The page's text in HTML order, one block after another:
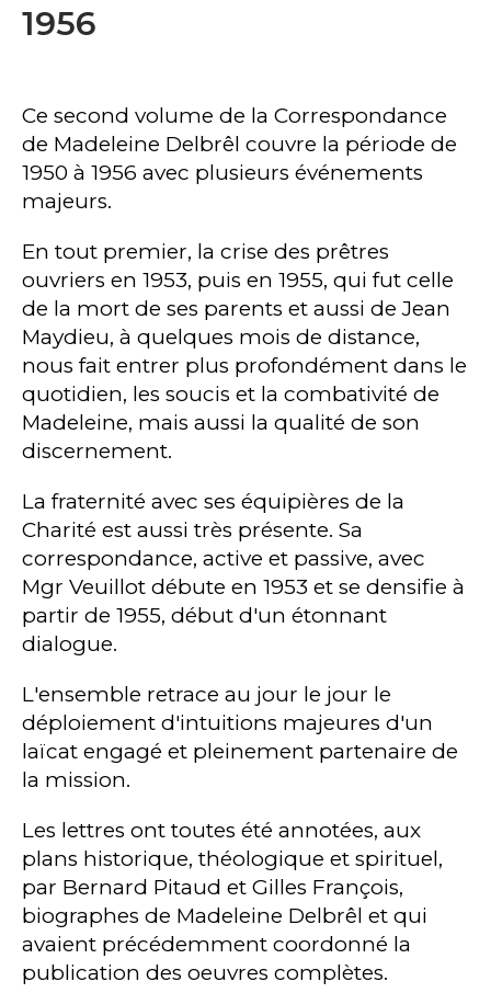
1956
Ce second volume de la Correspondance
de Madeleine Delbrêl couvre la période de
1950 à 1956 avec plusieurs événements
majeurs.
En tout premier, la crise des prêtres
ouvriers en 1953, puis en 1955, qui fut celle
de la mort de ses parents et aussi de Jean
Maydieu, à quelques mois de distance,
nous fait entrer plus profondément dans le
quotidien, les soucis et la combativité de
Madeleine, mais aussi la qualité de son
discernement.
La fraternité avec ses équipières de la
Charité est aussi très présente. Sa
correspondance, active et passive, avec
Mgr Veuillot débute en 1953 et se densifie à
partir de 1955, début d'un étonnant
dialogue.
L'ensemble retrace au jour le jour le
déploiement d'intuitions majeures d'un
laïcat engagé et pleinement partenaire de
la mission.
Les lettres ont toutes été annotées, aux
plans historique, théologique et spirituel,
par Bernard Pitaud et Gilles François,
biographes de Madeleine Delbrêl et qui
avaient précédemment coordonné la
publication des oeuvres complètes.